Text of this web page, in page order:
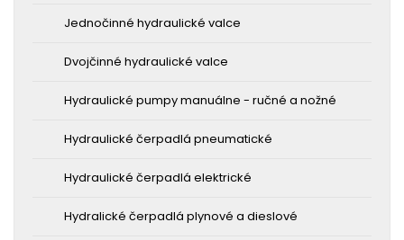
Jednočinné hydraulické valce
Dvojčinné hydraulické valce
Hydraulické pumpy manuálne - ručné a nožné
Hydraulické čerpadlá pneumatické
Hydraulické čerpadlá elektrické
Hydralické čerpadlá plynové a dieslové